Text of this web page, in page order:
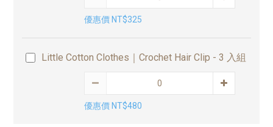
優惠價 NT$325
Little Cotton Clothes｜Crochet Hair Clip - 3 入組
優惠價 NT$480